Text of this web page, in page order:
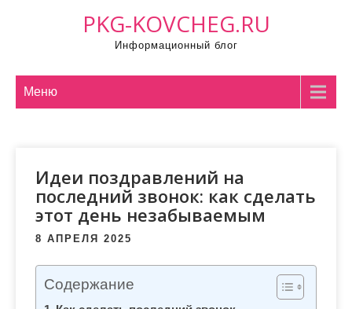
PKG-KOVCHEG.RU
Информационный блог
Меню
Идеи поздравлений на
последний звонок: как сделать
этот день незабываемым
8 АПРЕЛЯ 2025
Содержание